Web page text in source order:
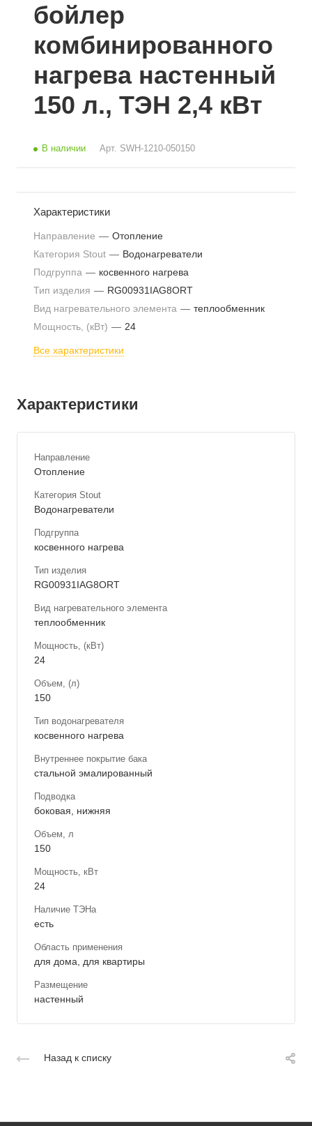
бойлер
комбинированного
нагрева настенный
150 л., ТЭН 2,4 кВт
В наличии Арт. SWH-1210-050150
Характеристики
Направление — Отопление
Категория Stout — Водонагреватели
Подгруппа — косвенного нагрева
Тип изделия — RG00931IAG8ORT
Вид нагревательного элемента — теплообменник
Мощность, (кВт) — 24
Все характеристики
Характеристики
Направление
Отопление
Категория Stout
Водонагреватели
Подгруппа
косвенного нагрева
Тип изделия
RG00931IAG8ORT
Вид нагревательного элемента
теплообменник
Мощность, (кВт)
24
Объем, (л)
150
Тип водонагревателя
косвенного нагрева
Внутреннее покрытие бака
стальной эмалированный
Подводка
боковая, нижняя
Объем, л
150
Мощность, кВт
24
Наличие ТЭНа
есть
Область применения
для дома, для квартиры
Размещение
настенный
Назад к списку